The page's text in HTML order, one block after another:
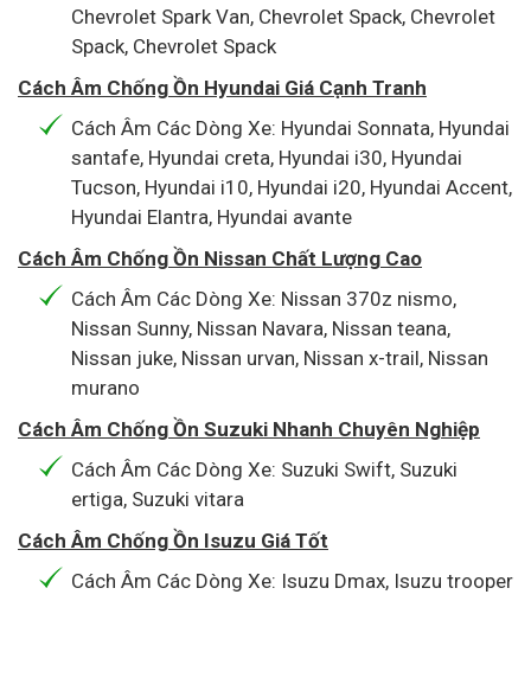
Chevrolet Spark Van, Chevrolet Spack, Chevrolet
Spack, Chevrolet Spack
Cách Âm Chống Ồn Hyundai Giá Cạnh Tranh
Cách Âm Các Dòng Xe: Hyundai Sonnata, Hyundai
santafe, Hyundai creta, Hyundai i30, Hyundai
Tucson, Hyundai i10, Hyundai i20, Hyundai Accent,
Hyundai Elantra, Hyundai avante
Cách Âm Chống Ồn Nissan Chất Lượng Cao
Cách Âm Các Dòng Xe: Nissan 370z nismo,
Nissan Sunny, Nissan Navara, Nissan teana,
Nissan juke, Nissan urvan, Nissan x-trail, Nissan
murano
Cách Âm Chống Ồn Suzuki Nhanh Chuyên Nghiệp
Cách Âm Các Dòng Xe: Suzuki Swift, Suzuki
ertiga, Suzuki vitara
Cách Âm Chống Ồn Isuzu Giá Tốt
Cách Âm Các Dòng Xe: Isuzu Dmax, Isuzu trooper